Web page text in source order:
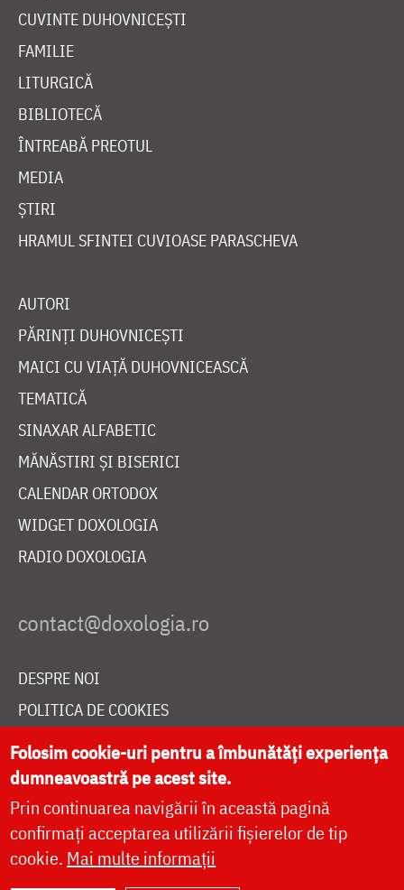
CUVINTE DUHOVNICEȘTI
FAMILIE
LITURGICĂ
BIBLIOTECĂ
ÎNTREABĂ PREOTUL
MEDIA
ȘTIRI
HRAMUL SFINTEI CUVIOASE PARASCHEVA
AUTORI
PĂRINȚI DUHOVNICEȘTI
MAICI CU VIAȚĂ DUHOVNICEASCĂ
TEMATICĂ
SINAXAR ALFABETIC
MĂNĂSTIRI ȘI BISERICI
CALENDAR ORTODOX
WIDGET DOXOLOGIA
RADIO DOXOLOGIA
DESPRE NOI
POLITICA DE COOKIES
DONEAZĂ ONLINE PENTRU CATEDRALA NAȚIONALĂ
LIVE
Folosim cookie-uri pentru a îmbunătăți experiența
dumneavoastră pe acest site.
Prin continuarea navigării în această pagină
confirmați acceptarea utilizării fișierelor de tip
cookie. Mai multe informații